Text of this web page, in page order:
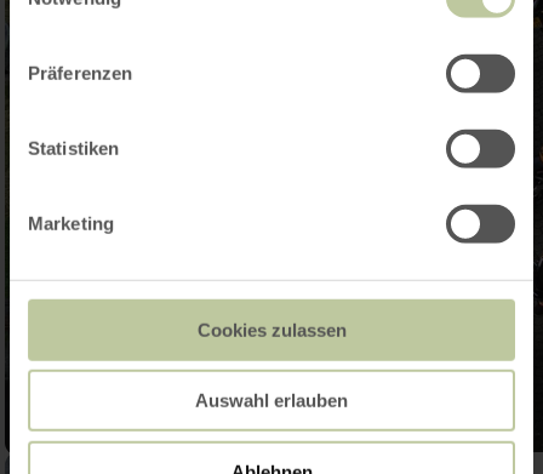
Präferenzen
Statistiken
Marketing
Cookies zulassen
Auswahl erlauben